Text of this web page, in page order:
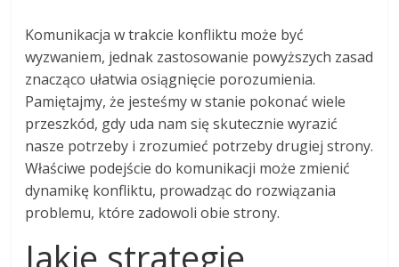
Komunikacja w trakcie konfliktu może być
wyzwaniem, jednak zastosowanie powyższych zasad
znacząco ułatwia osiągnięcie porozumienia.
Pamiętajmy, że jesteśmy w stanie pokonać wiele
przeszkód, gdy uda nam się skutecznie wyrazić
nasze potrzeby i zrozumieć potrzeby drugiej strony.
Właściwe podejście do komunikacji może zmienić
dynamikę konfliktu, prowadząc do rozwiązania
problemu, które zadowoli obie strony.
Jakie strategie